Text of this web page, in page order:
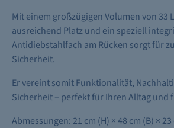
Mit einem großzügigen Volumen von 33
ausreichend Platz und ein speziell
Antidiebstahlfach am Rücken sorgt für
Sicherheit.
Er vereint somit Funktionalität,
Sicherheit – perfekt für Ihren Alltag und
Abmessungen: 21 cm (H) × 48 cm (B) × 23